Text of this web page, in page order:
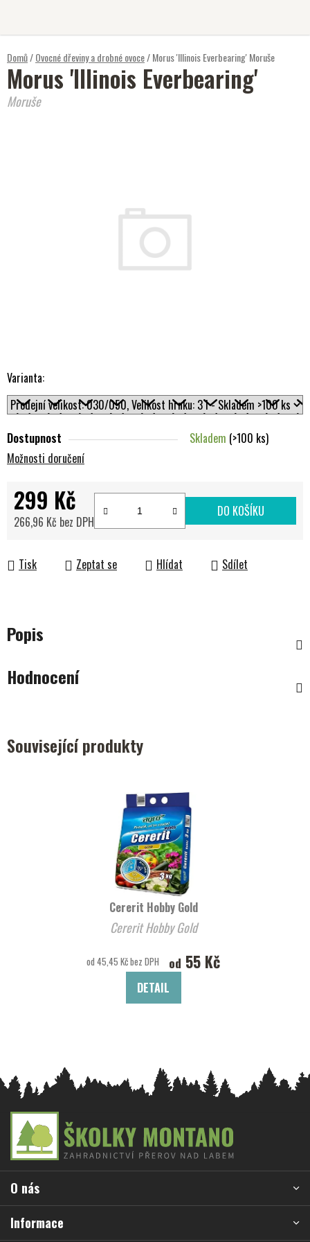
Domů/Ovocné dřeviny a drobné ovoce/Morus 'Illinois Everbearing'Moruše
Varianta:
Dostupnost Skladem (>100 ks)
Možnosti doručení
299 Kč
266,96 Kč bez DPH
DO KOŠÍKU
Tisk Zeptat se Hlídat Sdílet
Morus 'Illinois Everbearing'
Moruše
Popis
Hodnocení
Související produkty
Cererit Hobby Gold
Cererit Hobby Gold
od 45,45 Kč bez DPH od 55 Kč
DETAIL
a
í
O nás
Informace